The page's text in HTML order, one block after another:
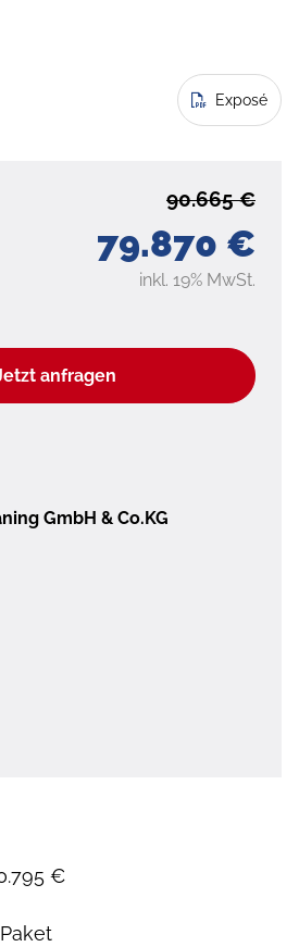
Exposé
79.870 €
90.665 €
inkl. 19% MwSt.
anfragen
GmbH & Co.KG
€